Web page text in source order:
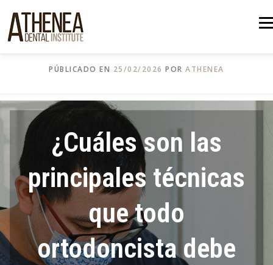
contenido
NUESTROS CURSOS
ONE-TO-ONE CONSULTING
NUESTRAS PUBLICACIONES
BLOG CONTACTO
CAMPUS ATHENEA POLSKA
PÚBLICADO EN 25/02/2026 PORATHENEA
¿Cuáles son las
principales técnicas
que todo
ortodoncista debe